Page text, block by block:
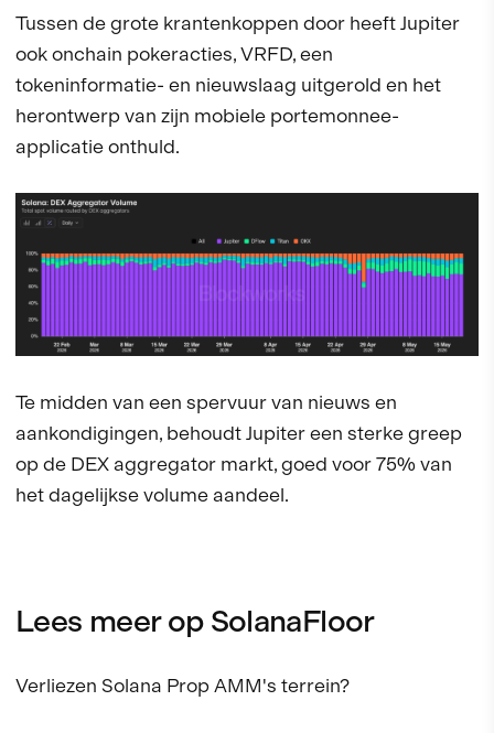
Tussen de grote krantenkoppen door heeft Jupiter
ook onchain pokeracties, VRFD, een
tokeninformatie- en nieuwslaag uitgerold en het
herontwerp van zijn mobiele portemonnee-
applicatie onthuld.
Te midden van een spervuur van nieuws en
aankondigingen, behoudt Jupiter een sterke greep
op de DEX aggregator markt, goed voor 75% van
het dagelijkse volume aandeel.
Lees meer op SolanaFloor
Verliezen Solana Prop AMM's terrein?